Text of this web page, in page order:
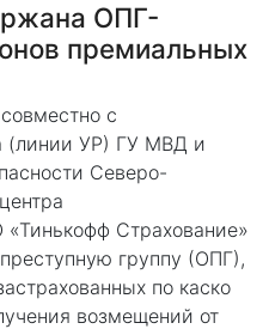
ОПГ-
премиальных
с
(линии УР) ГУ МВД и
Северо-
Страхование»
группу (ОПГ),
по каско
возмещений от